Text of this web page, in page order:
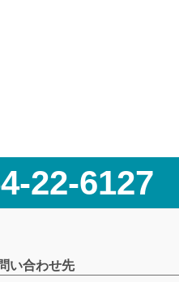
22-6127
い合わせ先